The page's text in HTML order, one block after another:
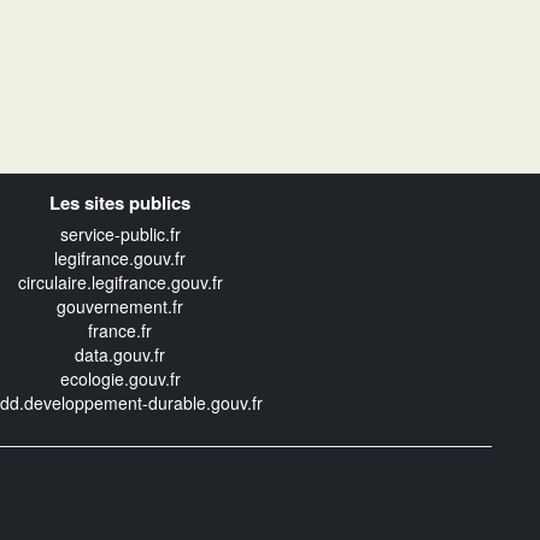
Les sites publics
service-public.fr
legifrance.gouv.fr
circulaire.legifrance.gouv.fr
gouvernement.fr
france.fr
data.gouv.fr
ecologie.gouv.fr
durable.gouv.fr